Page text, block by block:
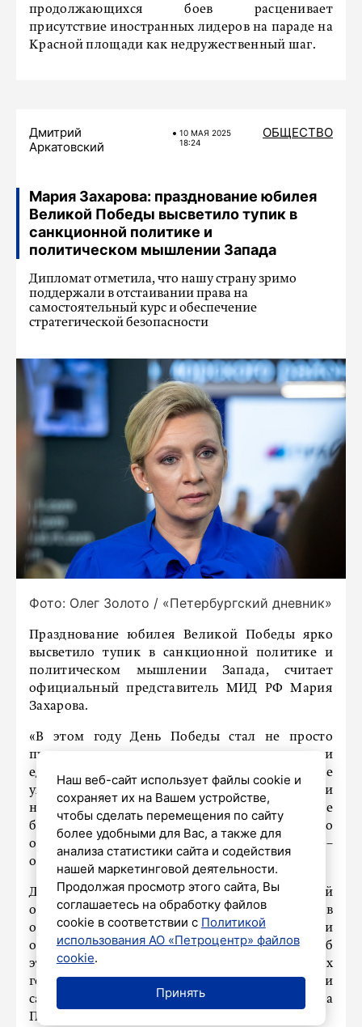
продолжающихся боев расценивает
присутствие иностранных лидеров на параде на
Красной площади как недружественный шаг.
Дмитрий
Аркатовский
10 МАЯ 2025
18:24
ОБЩЕСТВО
Мария Захарова: празднование юбилея
Великой Победы высветило тупик в
санкционной политике и
политическом мышлении Запада
Дипломат отметила, что нашу страну зримо
поддержали в отстаивании права на
самостоятельный курс и обеспечение
стратегической безопасности
Фото: Олег Золото / «Петербургский дневник»
Празднование юбилея Великой Победы ярко
высветило тупик в санкционной политике и
политическом мышлении Запада, считает
официальный представитель МИД РФ Мария
Захарова.
«В этом году День Победы стал не просто
праздником, а символом достоинства и
единства всего нашего народа. Несмотря на все
ухищрения Запада, запреты, санкции и
насаждаемую русофобию, глобальное
большинство подчёркнуто уважительно
отнеслось к святыням нашей истории», –
отметила она в своём телеграм-канале.
Дипломат подчеркнула, что в сложной
обстановке Россию зримо поддержали в
отстаивании права на самостоятельный курс и
обеспечение стратегической безопасности. Об
этом говорит и уровень лидеров иностранных
государств, участвовавших в праздновании, и
сам дух общения президента России Владимира
Путина с гостями.
Наш веб-сайт использует файлы cookie и
сохраняет их на Вашем устройстве,
чтобы сделать перемещения по сайту
более удобными для Вас, а также для
анализа статистики сайта и содействия
нашей маркетинговой деятельности.
Продолжая просмотр этого сайта, Вы
соглашаетесь на обработку файлов
cookie в соответствии с Политикой
использования АО «Петроцентр» файлов
cookie.
Принять